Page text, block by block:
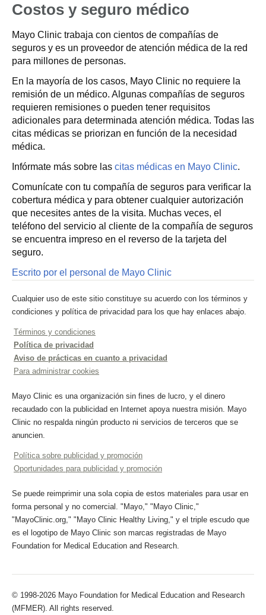
Costos y seguro médico
Mayo Clinic trabaja con cientos de compañías de
seguros y es un proveedor de atención médica de la red
para millones de personas.
En la mayoría de los casos, Mayo Clinic no requiere la
remisión de un médico. Algunas compañías de seguros
requieren remisiones o pueden tener requisitos
adicionales para determinada atención médica. Todas las
citas médicas se priorizan en función de la necesidad
médica.
Infórmate más sobre las citas médicas en Mayo Clinic.
Comunícate con tu compañía de seguros para verificar la
cobertura médica y para obtener cualquier autorización
que necesites antes de la visita. Muchas veces, el
teléfono del servicio al cliente de la compañía de seguros
se encuentra impreso en el reverso de la tarjeta del
seguro.
Escrito por el personal de Mayo Clinic
Cualquier uso de este sitio constituye su acuerdo con los términos y
condiciones y política de privacidad para los que hay enlaces abajo.
Términos y condiciones
Política de privacidad
Aviso de prácticas en cuanto a privacidad
Para administrar cookies
Mayo Clinic es una organización sin fines de lucro, y el dinero
recaudado con la publicidad en Internet apoya nuestra misión. Mayo
Clinic no respalda ningún producto ni servicios de terceros que se
anuncien.
Política sobre publicidad y promoción
Oportunidades para publicidad y promoción
Se puede reimprimir una sola copia de estos materiales para usar en
forma personal y no comercial. "Mayo," "Mayo Clinic,"
"MayoClinic.org," "Mayo Clinic Healthy Living," y el triple escudo que
es el logotipo de Mayo Clinic son marcas registradas de Mayo
Foundation for Medical Education and Research.
© 1998-2026 Mayo Foundation for Medical Education and Research
(MFMER). All rights reserved.